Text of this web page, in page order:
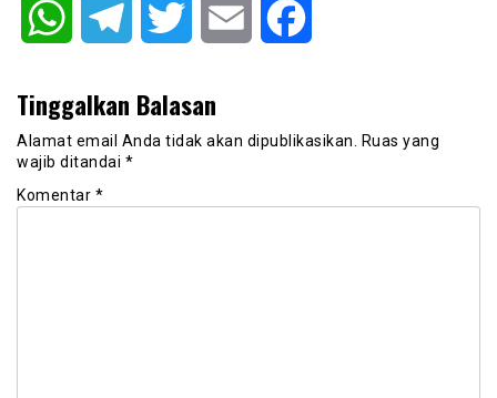
WhatsAppTelegram Twitter Email
Tinggalkan Balasan
Alamat email Anda tidak akan dipublikasikan.
Ruas yang
wajib ditandai *
Komentar *